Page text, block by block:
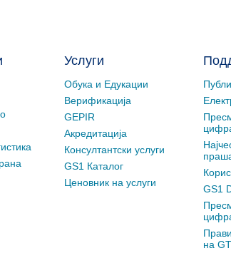
Услуги
Обука и Едукации
Верификација
GEPIR
Акредитација
Консултантски услуги
GS1 Каталог
Ценовник на услуги
GS1
на